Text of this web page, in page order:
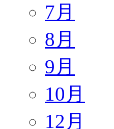
7月
8月
9月
10月
12月